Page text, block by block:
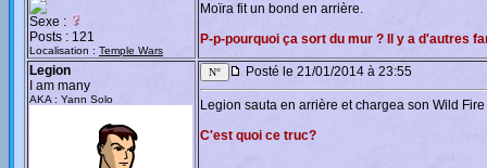
Sexe :
Posts : 121
Localisation : Temple Wars
Moïra fit un bond en arrière.
P-p-pourquoi ça sort du mur ? Il y a d'autres
Legion
I am many
AKA : Yann Solo
Posté le 21/01/2014 à 23:55
Legion sauta en arrière et chargea son Wild Fire
C'est quoi ce truc?